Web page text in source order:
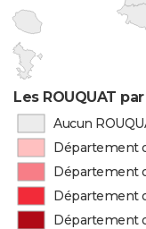
Les ROUQUAT
Aucun
Département
Département
Département
Département